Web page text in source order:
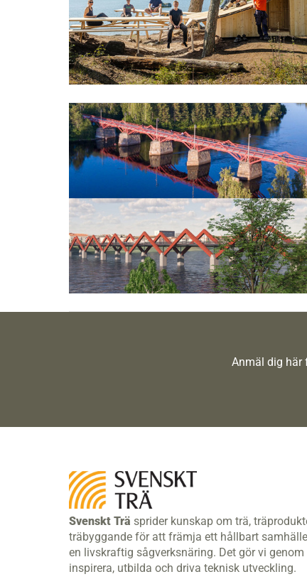
Anmäl dig här
Svenskt Trä sprider kunskap om trä,
träbyggande för att främja ett hållbart
en livskraftig sågverksnäring. Det gör vi
inspirera, utbilda och driva teknisk utveckling.